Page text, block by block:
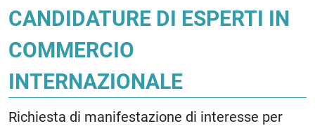
CANDIDATURE DI ESPERTI IN
COMMERCIO
INTERNAZIONALE
Richiesta di manifestazione di interesse per